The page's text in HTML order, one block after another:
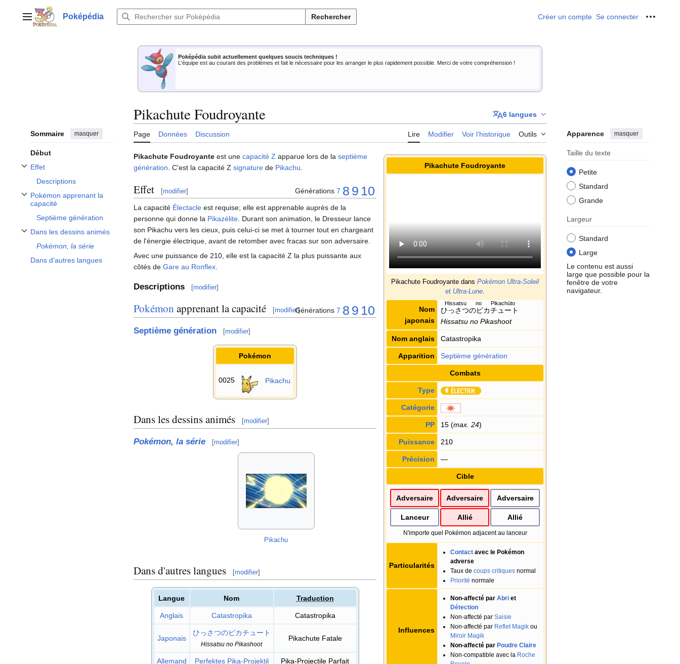
contenuMenu principalPoképédia Rechercher Créer un compte Se connecter Outils
Poképédia subit actuellement quelques soucis techniques !
L'équipe est au courant des problèmes et fait le nécessaire pour les arranger le plus rapidement possible. Merci de votre compréhension !
Sommaire masquer
Début
Effet
Afficher / masquer la sous-section Effet
Descriptions
Pokémon apprenant la
capacité
Afficher / masquer la sous-section Pokémon apprenant la capacité
Septième génération
Dans les dessins animés
Afficher / masquer la sous-section Dans les dessins animés
Pokémon, la série
Dans d'autres langues
Pikachute Foudroyante 6 langues
Page Données Discussion Lire Modifier Voir l’historique Outils Apparence masquer
Taille du texte
Petite
Standard
Grande
Largeur
Standard
Large
Le contenu est aussi
large que possible pour la
fenêtre de votre
navigateur.
Pikachute Foudroyante
Pikachute Foudroyante dans Pokémon Ultra-Soleil
et Ultra-Lune.
Nom
japonais
ひっさつのピカチュート
Hissatsu no Pikachūto
Hissatsu no Pikashoot
Nom anglais Catastropika
Apparition Septième génération
Combats
Type
Catégorie
PP 15 (max. 24)
Puissance 210
Précision —
Cible
Adversaire Adversaire Adversaire
Lanceur Allié Allié
N'importe quel Pokémon adjacent au lanceur
Particularités
Contactavec le Pokémon
adverse
Taux de coups critiquesnormal
Priorité normale
Influences
Non-affecté par Abriet
Détection
Non-affecté par Saisie
Non-affecté par Reflet Magikou
Miroir Magik
Non-affecté par Poudre Claire
Non-compatible avec la Roche
Pikachute Foudroyante est une capacité Z apparue lors de la septième
génération . C'est la capacité Z signature de Pikachu
Effet [modifier] Générations 7 8 9 10
La capacité Électacle est requise; elle est apprenable auprès de la
personne qui donne la Pikazélite . Durant son animation, le Dresseur lance
son Pikachu vers les cieux, puis celui-ci se met à tourner tout en chargeant
de l'énergie électrique, avant de retomber avec fracas sur son adversaire.
Avec une puissance de 210, elle est la capacité Z la plus puissante aux
côtés de Gare au Ronflex
Descriptions [modifier]
Pokémon apprenant la capacité [modifier]
Générations 7 8 9 10
Septième génération [modifier]
Pokémon
0025 Pikachu
Dans les dessins animés [modifier]
Pokémon, la série [modifier]
Pikachu
Dans d'autres langues [modifier]
Langue Nom Traduction
Anglais Catastropika Catastropika
Japonais
ひっさつのピカチュート
Hissatsu no Pikashoot
Pikachute Fatale
Allemand Perfektes Pika-Projektil Pika-Projectile Parfait